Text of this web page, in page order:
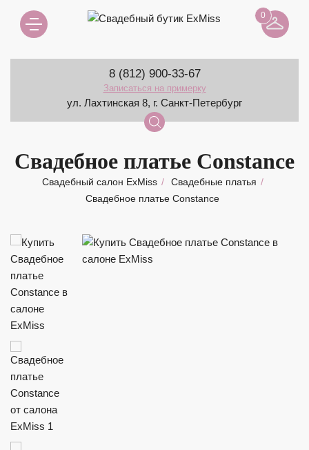
0
8 (812) 900-33-67
Записаться на примерку
ул. Лахтинская 8, г. Санкт-Петербург
Свадебное платье Constance
Свадебный салон ExMiss
Свадебные платья
Свадебное платье Constance